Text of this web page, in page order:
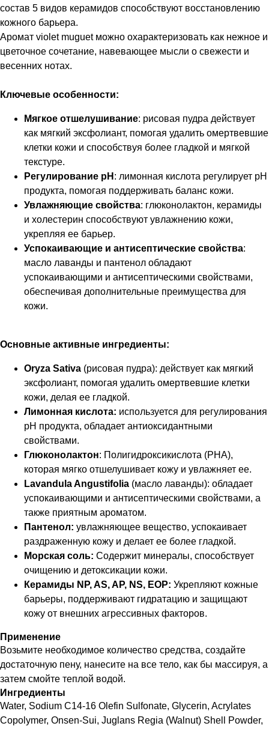
состав 5 видов керамидов способствуют восстановлению
кожного барьера.
Аромат violet muguet можно охарактеризовать как нежное и
цветочное сочетание, навевающее мысли о свежести и
весенних нотах.
Ключевые особенности:
Мягкое отшелушивание: рисовая пудра действует
как мягкий эксфолиант, помогая удалить омертвевшие
клетки кожи и способствуя более гладкой и мягкой
текстуре.
Регулирование pH : лимонная кислота регулирует pH
продукта, помогая поддерживать баланс кожи.
Увлажняющие свойства: глюконолактон, керамиды
и холестерин способствуют увлажнению кожи,
укрепляя ее барьер.
Успокаивающие и антисептические свойства:
масло лаванды и пантенол обладают
успокаивающими и антисептическими свойствами,
обеспечивая дополнительные преимущества для
кожи.
Основные активные ингредиенты:
Oryza Sativa (рисовая пудра): действует как мягкий
эксфолиант, помогая удалить омертвевшие клетки
кожи, делая ее гладкой.
Лимонная кислота: используется для регулирования
pH продукта, обладает антиоксидантными
свойствами.
Глюконолактон: Полигидроксикислота (PHA),
которая мягко отшелушивает кожу и увлажняет ее.
Lavandula Angustifolia (масло лаванды): обладает
успокаивающими и антисептическими свойствами, а
также приятным ароматом.
Пантенол: увлажняющее вещество, успокаивает
раздраженную кожу и делает ее более гладкой.
Морская соль: Содержит минералы, способствует
очищению и детоксикации кожи.
Керамиды NP, AS, AP, NS, EOP: Укрепляют кожные
барьеры, поддерживают гидратацию и защищают
кожу от внешних агрессивных факторов.
Применение
Возьмите необходимое количество средства, создайте
достаточную пену, нанесите на все тело, как бы массируя, а
затем смойте теплой водой.
Ингредиенты
Water, Sodium C14-16 Olefin Sulfonate, Glycerin, Acrylates
Copolymer, Onsen-Sui, Juglans Regia (Walnut) Shell Powder,